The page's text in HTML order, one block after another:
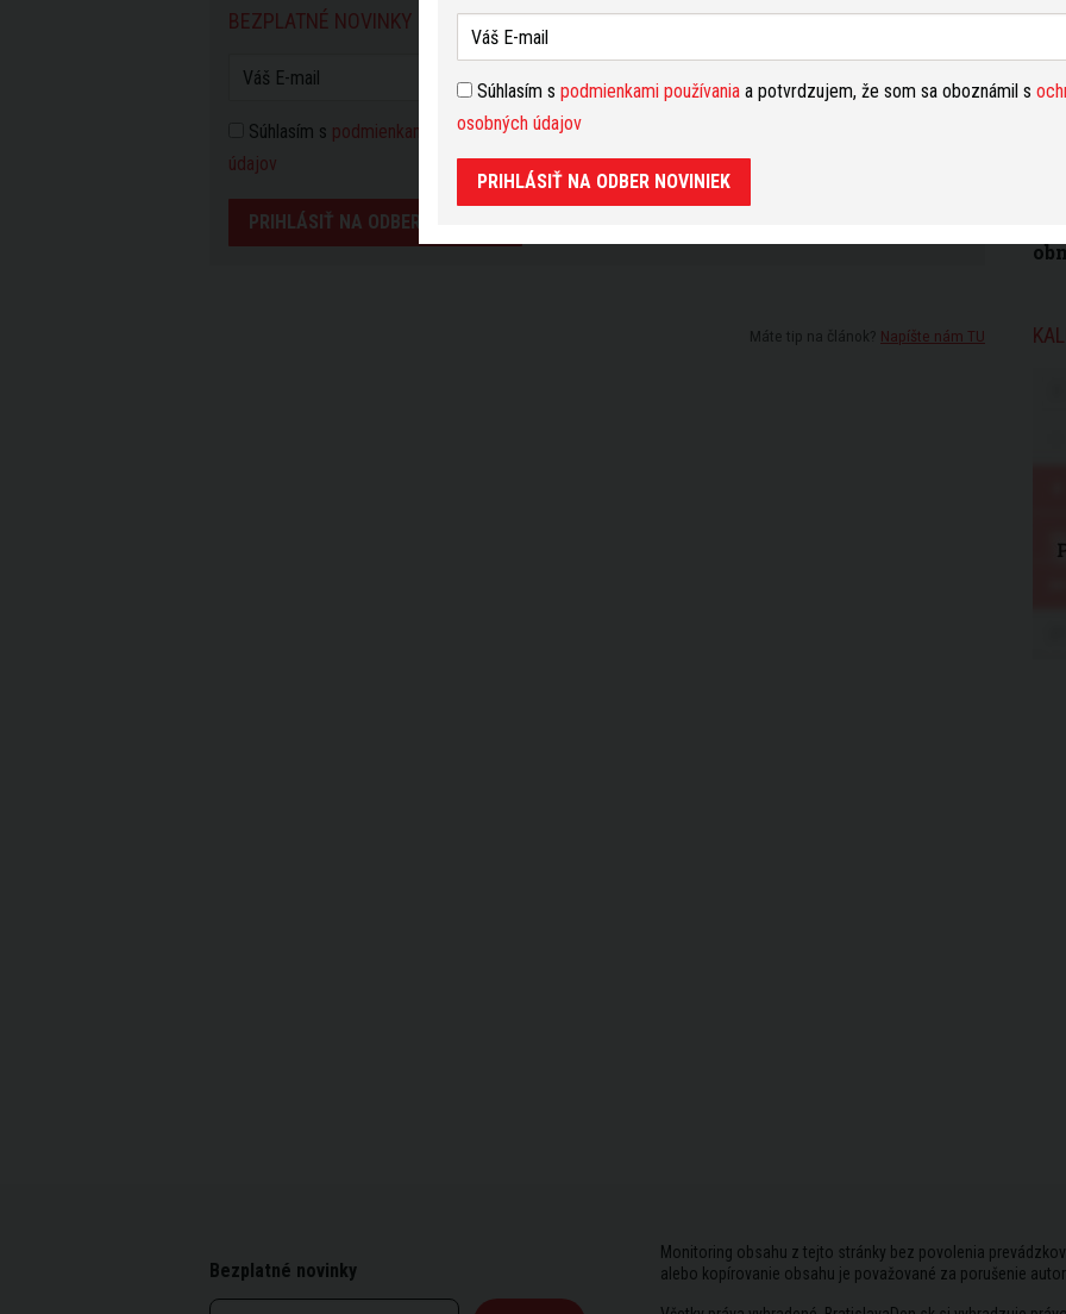
BEZPLATNÉ NOVINKY Z BRATISLAVY RAZ TÝŽDENNE:
Súhlasím s podmienkami používaniaa potvrdzujem, že som sa oboznámil s
údajov
PRIHLÁSIŤ NA ODBER NOVINIEK
Máte tip na článok? Napíšte nám TU
a
Bezplatné novinky
Monitoring obsahu z tejto stránky bez povolenia
alebo kopírovanie obsahu je považované za porušenie
Súhlasím s podmienkami používania a potvrdzujem, že som sa oboznámil s
osobných údajov
PRIHLÁSIŤ NA ODBER NOVINIEK